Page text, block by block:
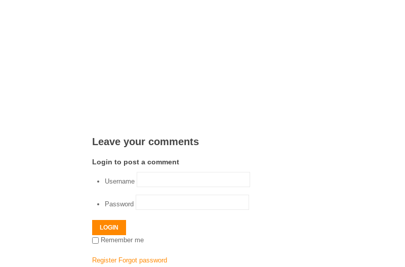
Leave your comments
Login to post a comment
Username
Password
LOGIN
Remember me
Register Forgot password